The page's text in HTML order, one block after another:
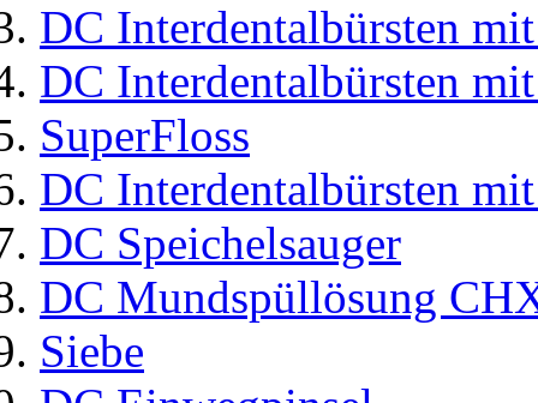
DC Interdentalbürsten
DC Interdentalbürsten
SuperFloss
DC Interdentalbürsten
DC Speichelsauger
DC Mundspüllösung
Siebe